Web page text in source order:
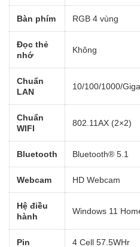
Bàn phím RGB 4 vùng
Đọc thẻ
nhớ
Không
Chuẩn
LAN
10/100/1000/
Chuẩn
WIFI
802.11AX (2×2)
Bluetooth Bluetooth® 5.1
Webcam HD Webcam
Hệ điều
hành
Windows 11
Pin 4 Cell 57.5WHr